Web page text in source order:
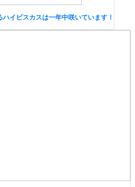
ハイビスカスは一年中咲いています！